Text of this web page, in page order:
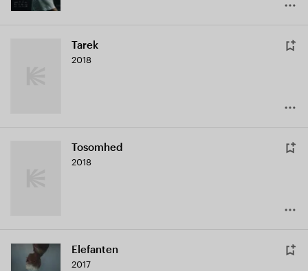
Tarek
2018
Tosomhed
2018
Elefanten
2017